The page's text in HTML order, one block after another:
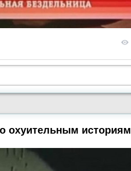
охуительным историям